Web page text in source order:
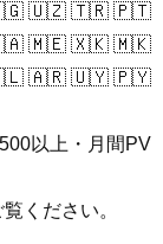
🇺🇿 🇹🇷 🇵🇹
🇲🇪 🇽🇰 🇲🇰
🇦🇷 🇺🇾 🇵🇾
以上・月間PV
ください。